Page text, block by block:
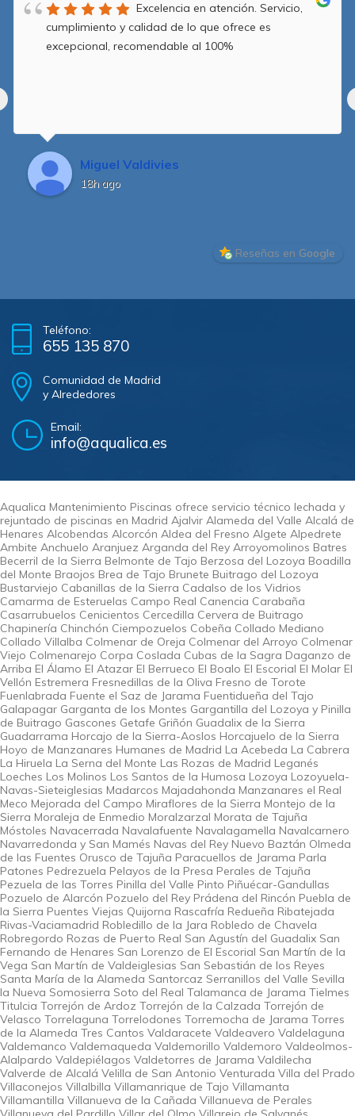
Excelencia en atención. Servicio,
cumplimiento y calidad de lo que ofrece es
excepcional, recomendable al 100%
Miguel Valdivies
18h ago
Reseñas en Google
Teléfono:
655 135 870
Comunidad de Madrid
y Alrededores
Email:
info@aqualica.es
Aqualica Mantenimiento Piscinas ofrece servicio técnico lechada y
rejuntado de piscinas en Madrid Ajalvir Alameda del Valle Alcalá de
Henares Alcobendas Alcorcón Aldea del Fresno Algete Alpedrete
Ambite Anchuelo Aranjuez Arganda del Rey Arroyomolinos Batres
Becerril de la Sierra Belmonte de Tajo Berzosa del Lozoya Boadilla
del Monte Braojos Brea de Tajo Brunete Buitrago del Lozoya
Bustarviejo Cabanillas de la Sierra Cadalso de los Vidrios
Camarma de Esteruelas Campo Real Canencia Carabaña
Casarrubuelos Cenicientos Cercedilla Cervera de Buitrago
Chapinería Chinchón Ciempozuelos Cobeña Collado Mediano
Collado Villalba Colmenar de Oreja Colmenar del Arroyo Colmenar
Viejo Colmenarejo Corpa Coslada Cubas de la Sagra Daganzo de
Arriba El Álamo El Atazar El Berrueco El Boalo El Escorial El Molar El
Vellón Estremera Fresnedillas de la Oliva Fresno de Torote
Fuenlabrada Fuente el Saz de Jarama Fuentidueña del Tajo
Galapagar Garganta de los Montes Gargantilla del Lozoya y Pinilla
de Buitrago Gascones Getafe Griñón Guadalix de la Sierra
Guadarrama Horcajo de la Sierra-Aoslos Horcajuelo de la Sierra
Hoyo de Manzanares Humanes de Madrid La Acebeda La Cabrera
La Hiruela La Serna del Monte Las Rozas de Madrid Leganés
Loeches Los Molinos Los Santos de la Humosa Lozoya Lozoyuela-
Navas-Sieteiglesias Madarcos Majadahonda Manzanares el Real
Meco Mejorada del Campo Miraflores de la Sierra Montejo de la
Sierra Moraleja de Enmedio Moralzarzal Morata de Tajuña
Móstoles Navacerrada Navalafuente Navalagamella Navalcarnero
Navarredonda y San Mamés Navas del Rey Nuevo Baztán Olmeda
de las Fuentes Orusco de Tajuña Paracuellos de Jarama Parla
Patones Pedrezuela Pelayos de la Presa Perales de Tajuña
Pezuela de las Torres Pinilla del Valle Pinto Piñuécar-Gandullas
Pozuelo de Alarcón Pozuelo del Rey Prádena del Rincón Puebla de
la Sierra Puentes Viejas Quijorna Rascafría Redueña Ribatejada
Rivas-Vaciamadrid Robledillo de la Jara Robledo de Chavela
Robregordo Rozas de Puerto Real San Agustín del Guadalix San
Fernando de Henares San Lorenzo de El Escorial San Martín de la
Vega San Martín de Valdeiglesias San Sebastián de los Reyes
Santa María de la Alameda Santorcaz Serranillos del Valle Sevilla
la Nueva Somosierra Soto del Real Talamanca de Jarama Tielmes
Titulcia Torrejón de Ardoz Torrejón de la Calzada Torrejón de
Velasco Torrelaguna Torrelodones Torremocha de Jarama Torres
de la Alameda Tres Cantos Valdaracete Valdeavero Valdelaguna
Valdemanco Valdemaqueda Valdemorillo Valdemoro Valdeolmos-
Alalpardo Valdepiélagos Valdetorres de Jarama Valdilecha
Valverde de Alcalá Velilla de San Antonio Venturada Villa del Prado
Villaconejos Villalbilla Villamanrique de Tajo Villamanta
Villamantilla Villanueva de la Cañada Villanueva de Perales